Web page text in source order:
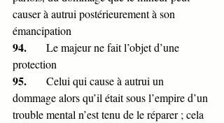
causer à autrui postérieurement à son
émancipation
94. Le majeur ne fait l’objet d’une
protection
95. Celui qui cause à autrui un
dommage alors qu’il était sous l’empire d’un
trouble mental n’est tenu de le réparer ; cela